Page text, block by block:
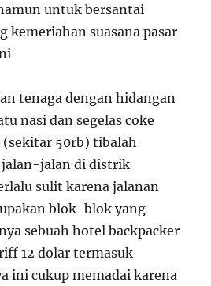
untuk bersantai
kemeriahan suasana pasar
tenaga dengan hidangan
nasi dan segelas coke
(sekitar 50rb) tibalah
jalan-jalan di distrik
sulit karena jalanan
blok-blok yang
sebuah hotel backpacker
12 dolar termasuk
ini cukup memadai karena